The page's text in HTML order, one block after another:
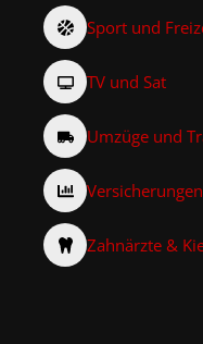
Sport und
TV und Sat
Umzüge und
Zahnärzte &